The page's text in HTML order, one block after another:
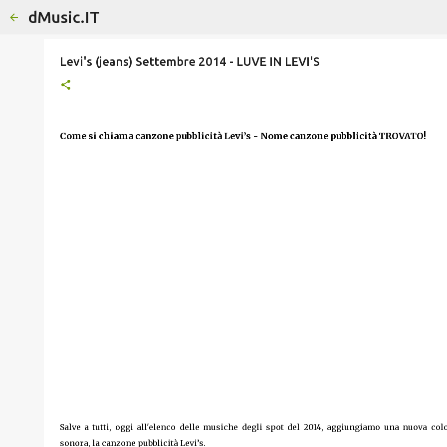
dMusic.IT
Levi's (jeans) Settembre 2014 - LUVE IN LEVI'S
Come si chiama canzone pubblicità Levi’s - Nome canzone pubblicità TROVATO!
Salve a tutti, oggi all'elenco delle musiche degli spot del 2014, aggiungiamo una nuova
sonora, la canzone pubblicità Levi’s.